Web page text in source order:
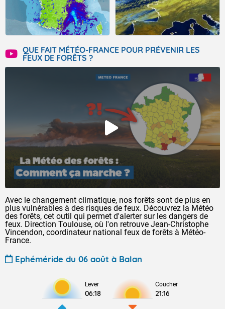
QUE FAIT MÉTÉO-FRANCE POUR PRÉVENIR LES
FEUX DE FORÊTS ?
Avec le changement climatique, nos forêts sont de plus en
plus vulnérables à des risques de feux. Découvrez la Météo
des forêts, cet outil qui permet d'alerter sur les dangers de
feux. Direction Toulouse, où l'on retrouve Jean-Christophe
Vincendon, coordinateur national feux de forêts à Météo-
France.
Ephéméride du 06 août à Balan
Lever
06:18
Coucher
21:16